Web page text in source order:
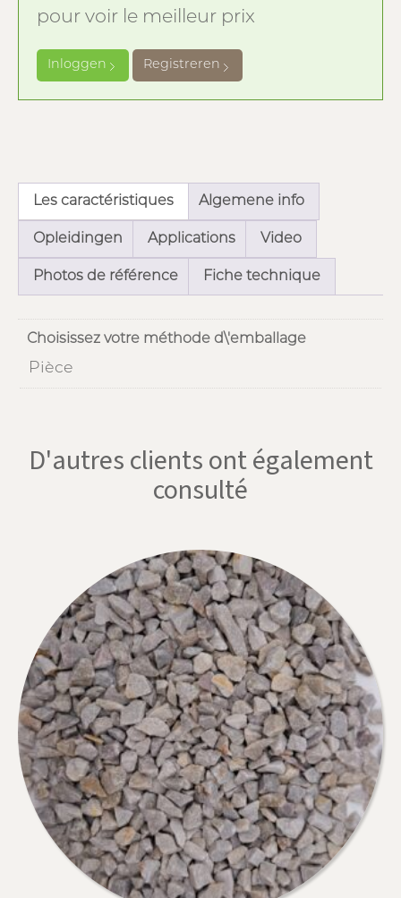
pour voir le meilleur prix
Inloggen Registreren
Les caractéristiques Algemene info
Opleidingen Applications Video
Photos de référence Fiche technique
Choisissez votre méthode d\'emballage
Pièce
D'autres clients ont également
consulté